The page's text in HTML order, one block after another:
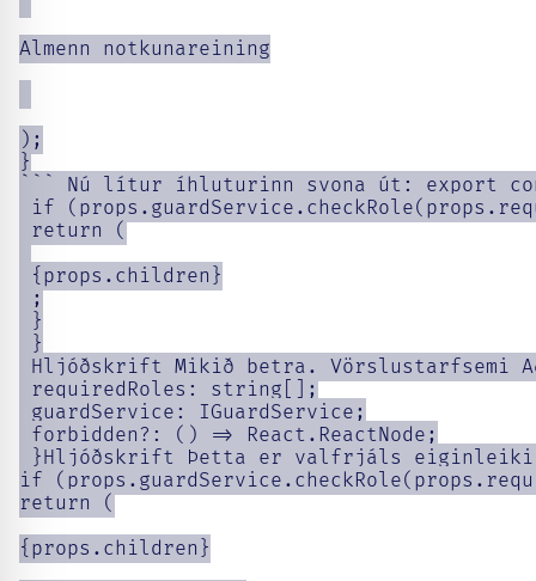
Almenn notkunareining
);
}
``` Nú lítur íhluturinn svona út: export
if
return (
{props.children}
;
}
}
Hljóðskrift Mikið betra. Vörslustarfsemi
requiredRoles: string[];
guardService: IGuardService;
forbidden?: () => React.ReactNode;
}Hljóðskrift Þetta er valfrjáls eiginleiki,
if
return (
{props.children}